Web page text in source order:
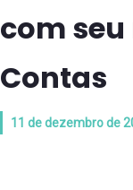
com
Contas
11 de dezembro de